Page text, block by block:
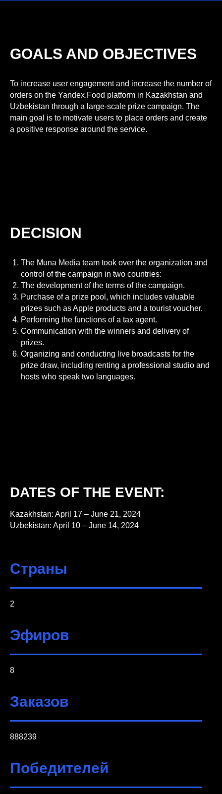
GOALS AND OBJECTIVES
To increase user engagement and increase the number of
orders on the Yandex.Food platform in Kazakhstan and
Uzbekistan through a large-scale prize campaign. The
main goal is to motivate users to place orders and create
a positive response around the service.
DECISION
The Muna Media team took over the organization and
control of the campaign in two countries:
The development of the terms of the campaign.
Purchase of a prize pool, which includes valuable
prizes such as Apple products and a tourist voucher.
Performing the functions of a tax agent.
Communication with the winners and delivery of
prizes.
Organizing and conducting live broadcasts for the
prize draw, including renting a professional studio and
hosts who speak two languages.
DATES OF THE EVENT:
Kazakhstan: April 17 – June 21, 2024
Uzbekistan: April 10 – June 14, 2024
Страны
2
Эфиров
8
Заказов
888239
Победителей